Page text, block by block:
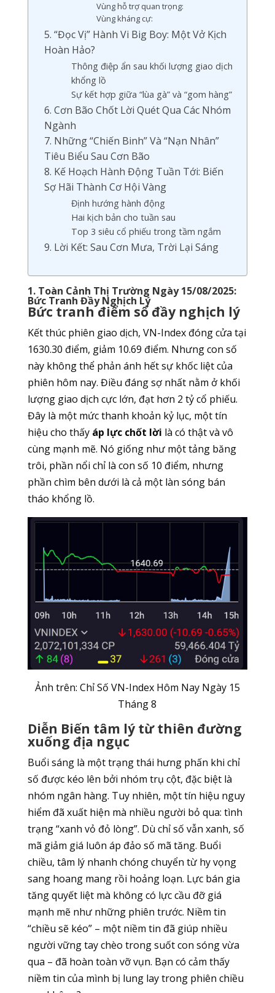
Vùng hỗ trợ quan trọng:
Vùng kháng cự:
5. “Đọc Vị” Hành Vi Big Boy: Một Vở Kịch
Hoàn Hảo?
Thông điệp ẩn sau khối lượng giao dịch
khổng lồ
Sự kết hợp giữa “lùa gà” và “gom hàng”
6. Cơn Bão Chốt Lời Quét Qua Các Nhóm
Ngành
7. Những “Chiến Binh” Và “Nạn Nhân”
Tiêu Biểu Sau Cơn Bão
8. Kế Hoạch Hành Động Tuần Tới: Biến
Sợ Hãi Thành Cơ Hội Vàng
Định hướng hành động
Hai kịch bản cho tuần sau
Top 3 siêu cổ phiếu trong tầm ngắm
9. Lời Kết: Sau Cơn Mưa, Trời Lại Sáng
1. Toàn Cảnh Thị Trường Ngày 15/08/2025:
Bức Tranh Đầy Nghịch Lý
Bức tranh điểm số đầy nghịch lý
Kết thúc phiên giao dịch, VN-Index đóng cửa tại
1630.30 điểm, giảm 10.69 điểm. Nhưng con số
này không thể phản ánh hết sự khốc liệt của
phiên hôm nay. Điều đáng sợ nhất nằm ở khối
lượng giao dịch cực lớn, đạt hơn 2 tỷ cổ phiếu.
Đây là một mức thanh khoản kỷ lục, một tín
hiệu cho thấy áp lực chốt lời là có thật và vô
cùng mạnh mẽ. Nó giống như một tảng băng
trôi, phần nổi chỉ là con số 10 điểm, nhưng
phần chìm bên dưới là cả một làn sóng bán
tháo khổng lồ.
Ảnh trên: Chỉ Số VN-Index Hôm Nay Ngày 15
Tháng 8
Diễn Biến tâm lý từ thiên đường
xuống địa ngục
Buổi sáng là một trạng thái hưng phấn khi chỉ
số được kéo lên bởi nhóm trụ cột, đặc biệt là
nhóm ngân hàng. Tuy nhiên, một tín hiệu nguy
hiểm đã xuất hiện mà nhiều người bỏ qua: tình
trạng “xanh vỏ đỏ lòng”. Dù chỉ số vẫn xanh, số
mã giảm giá luôn áp đảo số mã tăng. Buổi
chiều, tâm lý nhanh chóng chuyển từ hy vọng
sang hoang mang rồi hoảng loạn. Lực bán gia
tăng quyết liệt mà không có lực cầu đỡ giá
mạnh mẽ như những phiên trước. Niềm tin
“chiều sẽ kéo” – một niềm tin đã giúp nhiều
người vững tay chèo trong suốt con sóng vừa
qua – đã hoàn toàn vỡ vụn. Bạn có cảm thấy
niềm tin của mình bị lung lay trong phiên chiều